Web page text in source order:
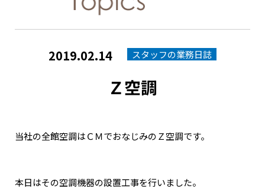
2019.02.14 スタッフの業務日誌
Ｚ空調
当社の全館空調はＣＭでおなじみのＺ空調です。
本日はその空調機器の設置工事を行いました。